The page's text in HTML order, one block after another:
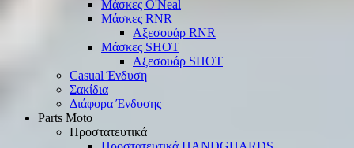
Μάσκες O'Neal
Μάσκες RNR
Αξεσουάρ RNR
Μάσκες SHOT
Αξεσουάρ SHOT
Casual Ένδυση
Σακίδια
Διάφορα Ένδυσης
Parts Moto
Προστατευτικά